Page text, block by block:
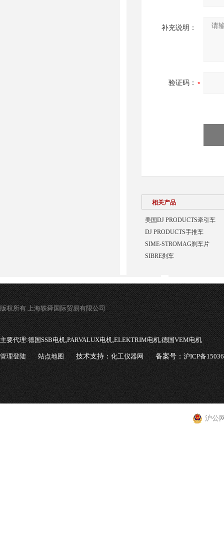
补充说明：
验证码：
相关产品
美国DJ PRODUCTS牵引车
DJ PRODUCTS手推车
SIME-STROMAG刹车片
SIBRE刹车
版权所有 上海轶舜国际贸易有限公司
主要代理:德国SSB电机,PARVALUX电机,ELEKTRIM电机,德国VEM电机
管理登陆 站点地图 技术支持：化工仪器网 备案号：沪ICP备
沪公